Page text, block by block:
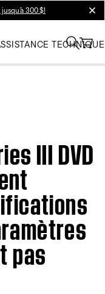
300 $!
TECHNIQUE
III DVD
pas